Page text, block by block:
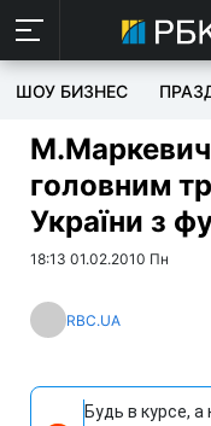
ШОУ БИЗНЕС
головним
України з
18:13 01.02.2010 Пн
RBC.UA
Будь в курсе,